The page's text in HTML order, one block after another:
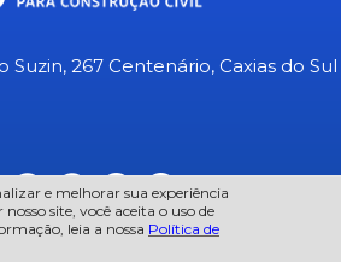
Suzin, 267 Centenário, Caxias do Sul
e melhorar sua experiência
site, você aceita o uso de
leia a nossa Política de